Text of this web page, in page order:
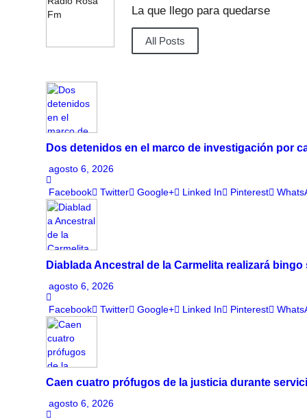
La que llego para quedarse
All Posts
Dos detenidos en el marco de investigación por
agosto 6, 2026
Facebook Twitter Google+ Linked In Pinterest
Diablada Ancestral de la Carmelita realizará
agosto 6, 2026
Facebook Twitter Google+ Linked In Pinterest
Caen cuatro prófugos de la justicia durante
agosto 6, 2026